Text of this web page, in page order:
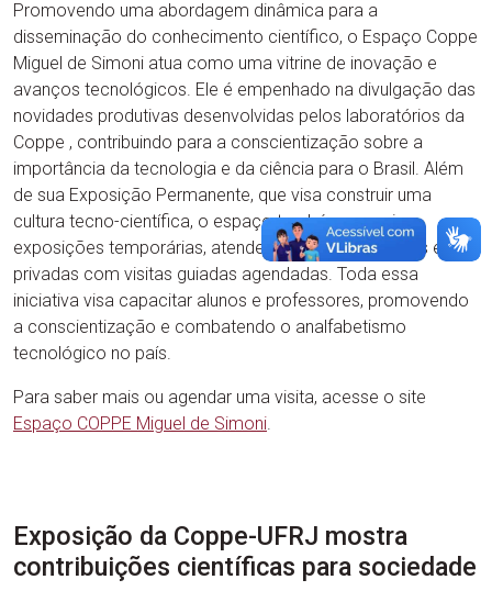
Promovendo uma abordagem dinâmica para a
disseminação do conhecimento científico, o Espaço Coppe
Miguel de Simoni atua como uma vitrine de inovação e
avanços tecnológicos. Ele é empenhado na divulgação das
novidades produtivas desenvolvidas pelos laboratórios da
Coppe , contribuindo para a conscientização sobre a
importância da tecnologia e da ciência para o Brasil. Além
de sua Exposição Permanente, que visa construir uma
cultura tecno-científica, o espaço também organiza
exposições temporárias, atendendo escolas públicas e
privadas com visitas guiadas agendadas. Toda essa
iniciativa visa capacitar alunos e professores, promovendo
a conscientização e combatendo o analfabetismo
tecnológico no país.
Para saber mais ou agendar uma visita, acesse o site
Espaço COPPE Miguel de Simoni.
Exposição da Coppe-UFRJ mostra
contribuições científicas para sociedade